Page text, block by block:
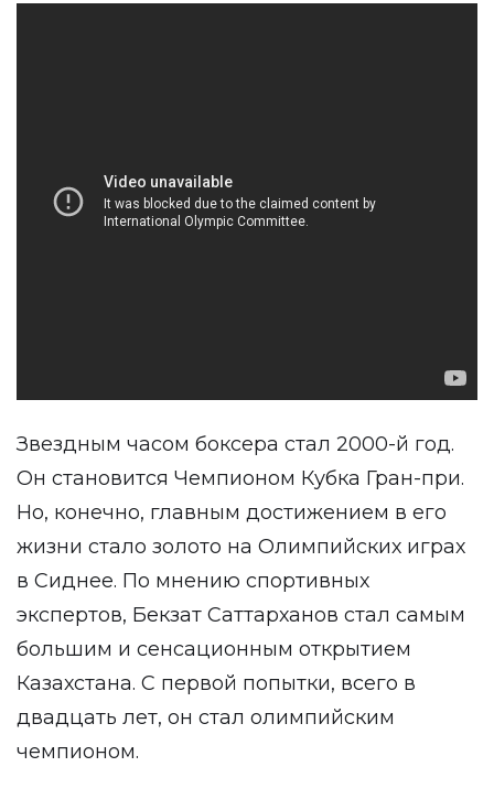
Звездным часом боксера стал 2000-й год.
Он становится Чемпионом Кубка Гран-при.
Но, конечно, главным достижением в его
жизни стало золото на Олимпийских играх
в Сиднее. По мнению спортивных
экспертов, Бекзат Саттарханов стал самым
большим и сенсационным открытием
Казахстана. С первой попытки, всего в
двадцать лет, он стал олимпийским
чемпионом.